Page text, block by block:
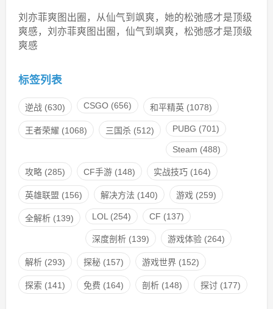
刘亦菲爽图出圈，从仙气到飒爽，她的松弛感才是顶级
爽感，刘亦菲爽图出圈，仙气到飒爽，松弛感才是顶级
爽感
标签列表
逆战(630) CSGO(656) 和平精英(1078)
王者荣耀 (1068) 三国杀(512) PUBG (701)
Steam (488)
攻略(285) CF手游(148) 实战技巧(164)
英雄联盟 (156) 解决方法 (140) 游戏 (259)
全解析(139) LOL (254) CF (137)
深度剖析(139) 游戏体验(264)
解析(293) 探秘(157) 游戏世界(152)
探索 (141) 免费 (164) 剖析(148) 探讨(177)